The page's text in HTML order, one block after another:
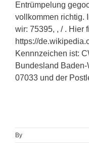
Entrümpelung
vollkommen richtig.
wir: 75395, , / . Hier
https://
Kennnzeichen ist:
Bundesland
07033 und der
By